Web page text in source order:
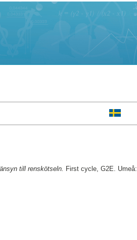
till renskötseln. First cycle, G2E. Umeå: